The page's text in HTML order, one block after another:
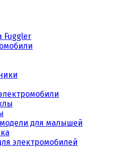
Fuggler
для малышей
электромобилей